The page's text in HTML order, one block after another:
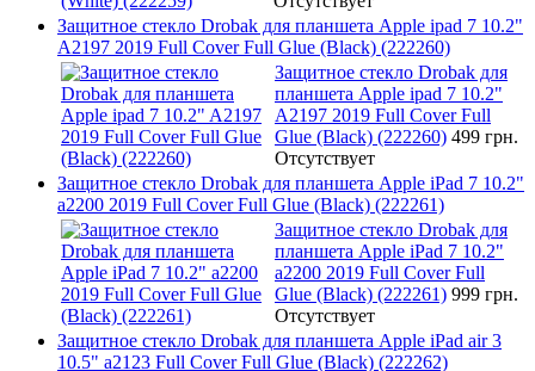
Защитное стекло Drobak для планшета Apple ipad 7 10.2"
A2197 2019 Full Cover Full Glue (Black) (222260)
Защитное стекло Drobak для
планшета Apple ipad 7 10.2"
A2197 2019 Full Cover Full
Glue (Black) (222260) 499 грн.
Отсутствует
Защитное стекло Drobak для планшета Apple iPad 7 10.2"
a2200 2019 Full Cover Full Glue (Black) (222261)
Защитное стекло Drobak для
планшета Apple iPad 7 10.2"
a2200 2019 Full Cover Full
Glue (Black) (222261) 999 грн.
Отсутствует
Защитное стекло Drobak для планшета Apple iPad air 3
10.5" a2123 Full Cover Full Glue (Black) (222262)